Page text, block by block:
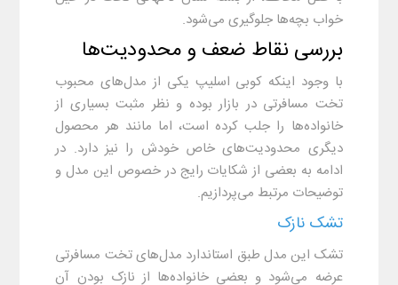
خواب بچه‌ها جلوگیری می‌شود.
بررسی نقاط ضعف و محدودیت‌ها
با وجود اینکه کوبی اسلیپ یکی از مدل‌های محبوب
تخت مسافرتی در بازار بوده و نظر مثبت بسیاری از
خانواده‌ها را جلب کرده است، اما مانند هر محصول
دیگری محدودیت‌های خاص خودش را نیز دارد. در
ادامه به بعضی از شکایات رایج در خصوص این مدل و
توضیحات مرتبط می‌پردازیم.
تشک نازک
تشک این مدل طبق استاندارد مدل‌های تخت مسافرتی
عرضه می‌شود و بعضی خانواده‌ها از نازک بودن آن